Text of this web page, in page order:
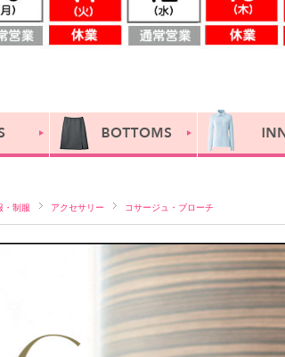
・制服 アクセサリー コサージュ・ブローチ